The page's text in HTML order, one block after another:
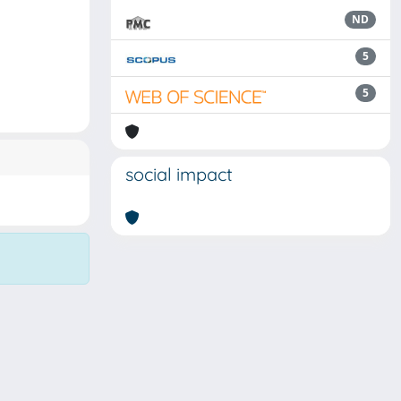
ND
5
5
social impact